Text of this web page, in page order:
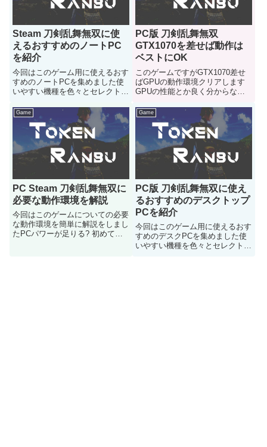
Steam 刀剣乱舞無双に使
えるおすすめのノートPC
を紹介
今回はこのゲーム用に使えるおす
すめのノートPCを集めました使
いやすい機種を色々とセレクトし
PC版 刀剣乱舞無双
GTX1070を差せば動作は
ベストにOK
このゲームですがGTX1070差せ
ばGPUの動作環境クリアします
GPUの性能とか良く分からない
Game
PC Steam 刀剣乱舞無双に
必要な動作環境を解説
今回はこのゲームについての必要
な動作環境を簡単に解説をしまし
たPCパワーが足りる? 初めてみ
Game
PC版 刀剣乱舞無双に使え
るおすすめのデスクトップ
PCを紹介
今回はこのゲーム用に使えるおす
すめのデスクPCを集めました使
いやすい機種を色々とセレクトし